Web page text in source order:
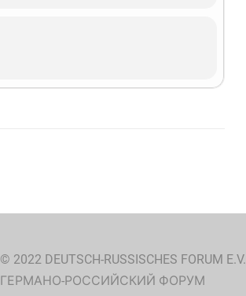
© 2022 DEUTSCH-RUSSISCHES FORUM E.V.
ГЕРМАНО-РОССИЙСКИЙ ФОРУМ